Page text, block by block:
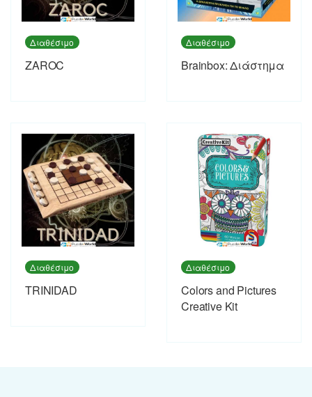
Διαθέσιμο
ZAROC
Διαθέσιμο
Brainbox: Διάστημα
Διαθέσιμο
TRINIDAD
Διαθέσιμο
Colors and Pictures
Creative Kit